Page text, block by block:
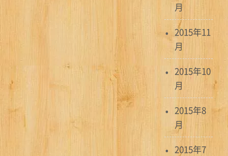
月
2015年11
月
2015年10
月
2015年8
月
2015年7